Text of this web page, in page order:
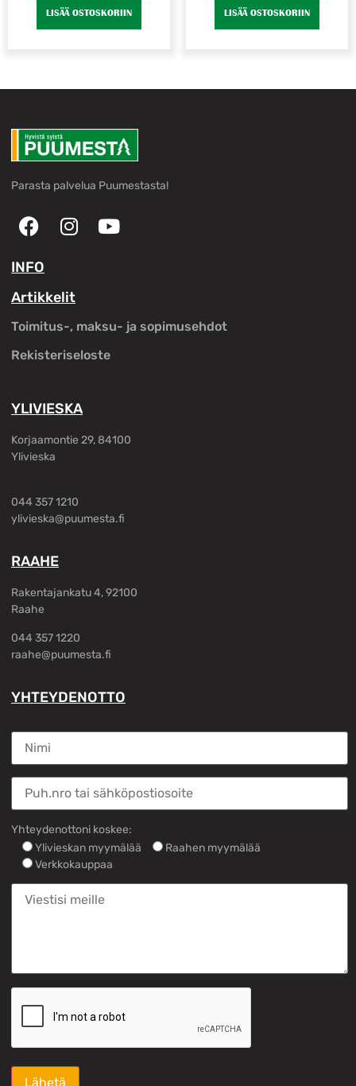
LISÄÄ OSTOSKORIIN LISÄÄ OSTOSKORIIN
Parasta palvelua Puumestasta!
INFO
Artikkelit
Toimitus-, maksu- ja sopimusehdot
Rekisteriseloste
YLIVIESKA
Korjaamontie 29, 84100
Ylivieska
044 357 1210
ylivieska@puumesta.fi
RAAHE
Rakentajankatu 4, 92100
Raahe
044 357 1220
raahe@puumesta.fi
YHTEYDENOTTO
Yhteydenottoni koskee:
Ylivieskan myymälää
Raahen myymälää
Verkkokauppaa